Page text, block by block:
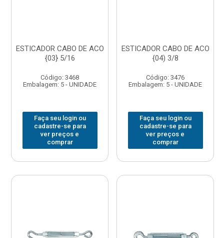
ESTICADOR CABO DE ACO
{03} 5/16
Código: 3468
Embalagem: 5 - UNIDADE
Faça seu login ou
cadastre-se para
ver preços e
comprar
ESTICADOR CABO DE ACO
{04) 3/8
Código: 3476
Embalagem: 5 - UNIDADE
Faça seu login ou
cadastre-se para
ver preços e
comprar